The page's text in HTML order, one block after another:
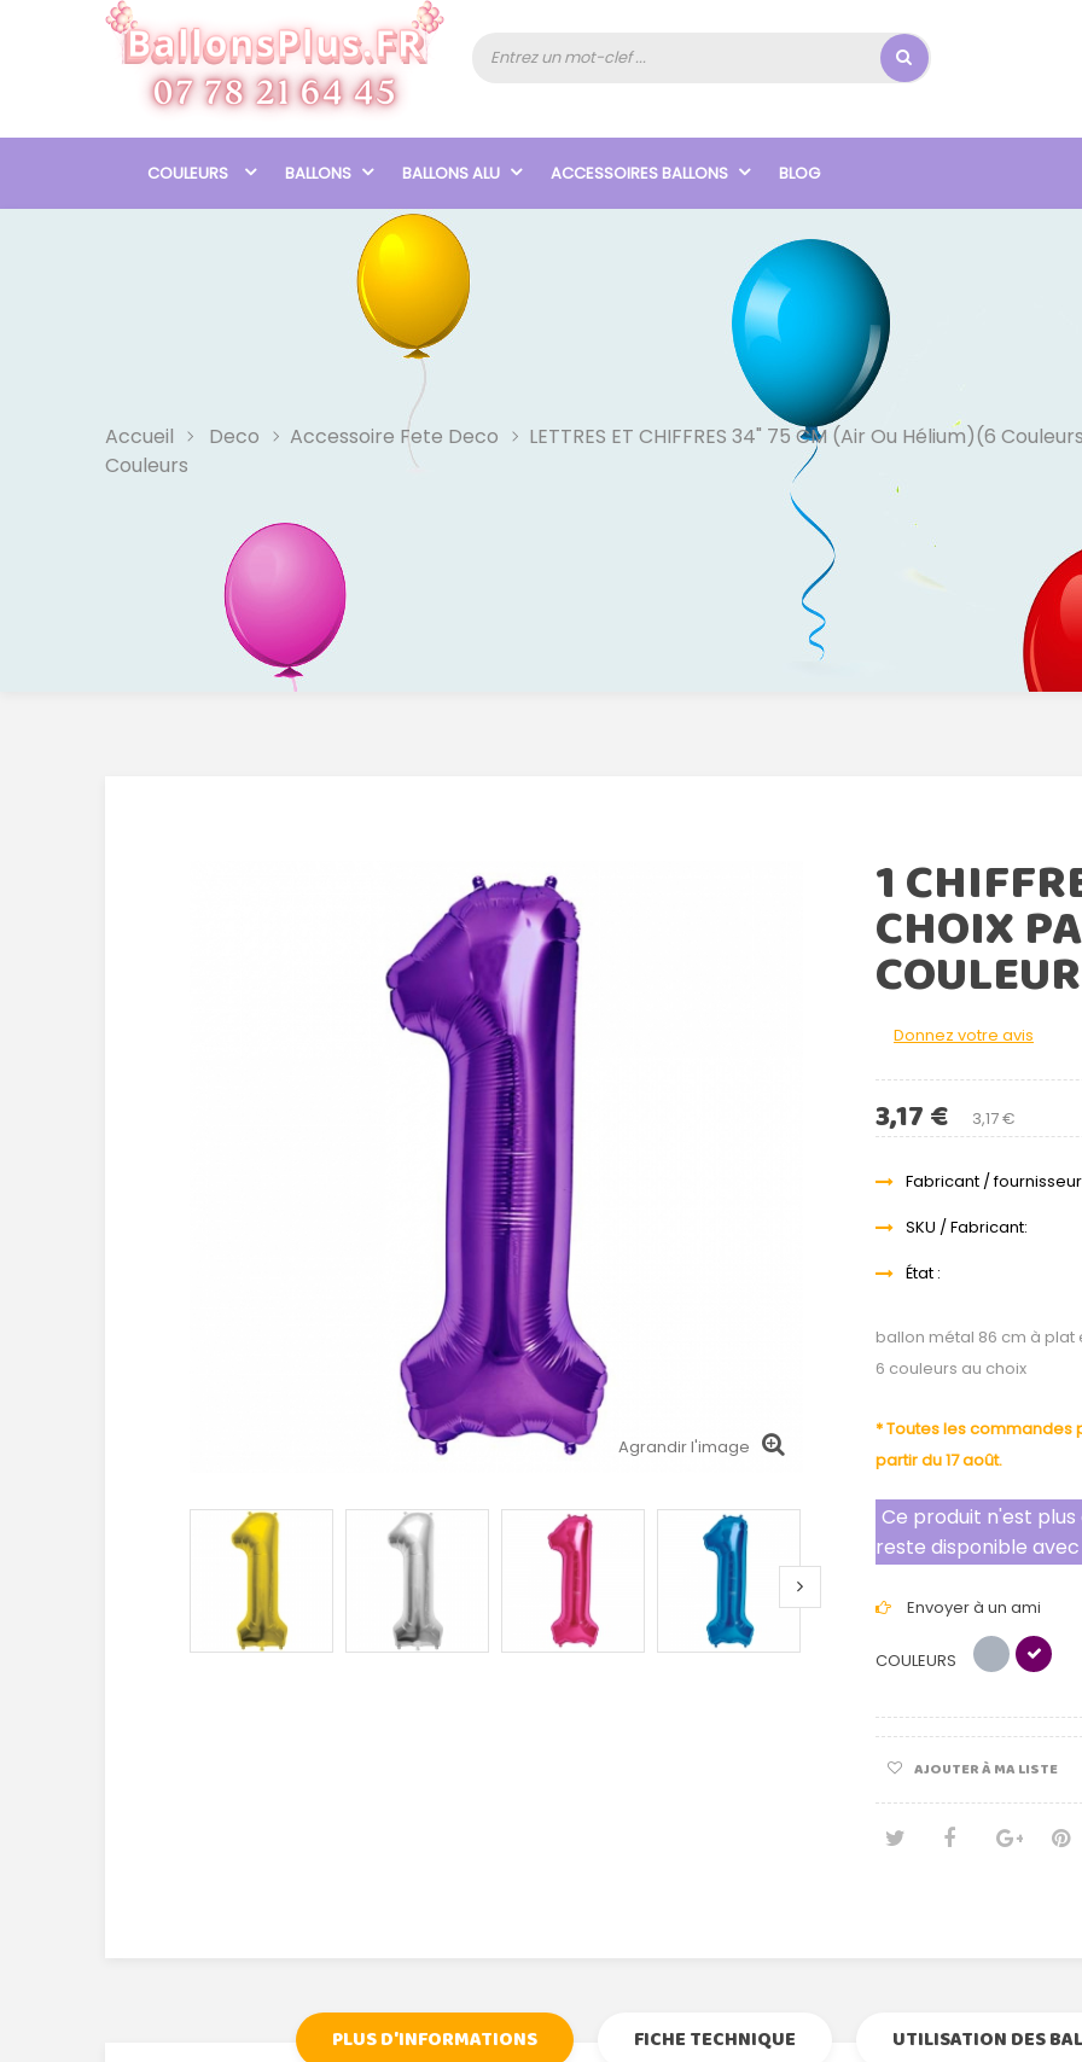
COULEURS BALLONS BALLONS ALU ACCESSOIRES BALLONS BLOG
Accueil Deco Accessoire Fete Deco LETTRES ET CHIFFRES 34" 75 CM (air Ou Hélium)(6
Couleurs
Agrandir l'image
1
CHOIX
Donnez votre avis
3,17 €
3,17 €
Fabricant /
SKU / Fabricant:
État :
ballon métal 86 cm à plat
6 couleurs au choix
* Toutes les commandes
partir du 17 août.
Ce produit n'est
reste disponible
Envoyer à un ami
COULEURS
AJOUTER À MA LISTE
PLUS D'INFORMATIONS FICHE TECHNIQUE UTILISATION DES